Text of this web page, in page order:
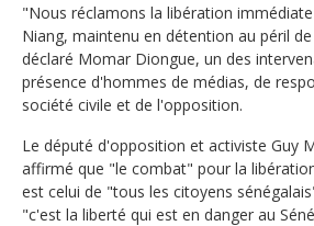
"Nous réclamons la libération
Niang, maintenu en détention au péril
déclaré Momar Diongue, un des
présence d'hommes de médias, de
société civile et de l'opposition.
Le député d'opposition et activiste Guy
affirmé que "le combat" pour la
est celui de "tous les citoyens
"c'est la liberté qui est en danger au